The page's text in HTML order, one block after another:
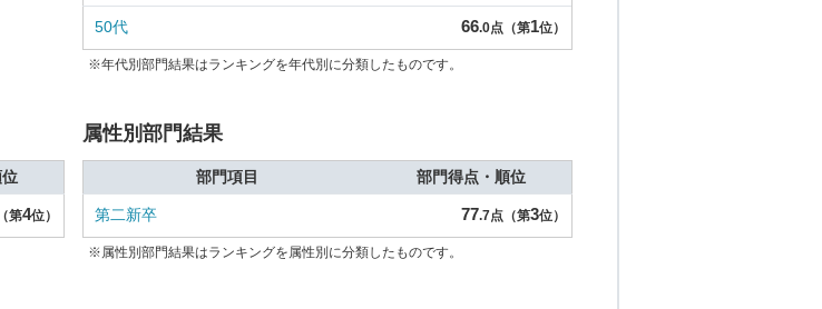
50代 66.0点（第1位）
※年代別部門結果はランキングを年代別に分類したものです。
第4位）
属性別部門結果
部門項目 部門得点・順位
第二新卒 77.7点（第3位）
※属性別部門結果はランキングを属性別に分類したものです。